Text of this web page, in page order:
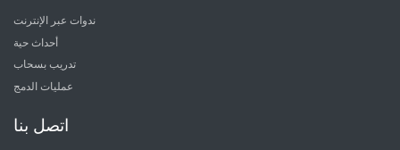
ندوات عبر الإنترنت
أحداث حية
تدريب بسحاب
عمليات الدمج
اتصل بنا